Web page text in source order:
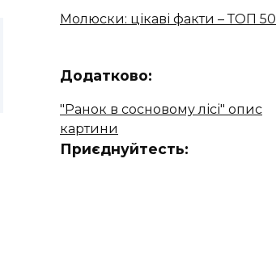
Молюски: цікаві факти – ТОП 50
Додатково:
"Ранок в сосновому лісі" опис
картини
Приєднуйтесть: